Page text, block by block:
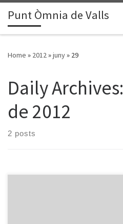
Skip to content
Punt Òmnia de Valls
Home » 2012»juny» 29
Daily Archives:
de 2012
2 posts